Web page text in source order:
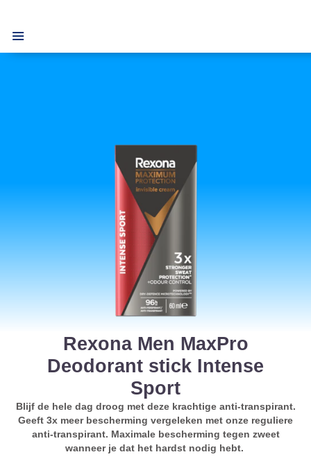
Rexona Men MaxPro
Deodorant stick Intense
Sport
Blijf de hele dag droog met deze krachtige anti-transpirant.
Geeft 3x meer bescherming vergeleken met onze reguliere
anti-transpirant. Maximale bescherming tegen zweet
wanneer je dat het hardst nodig hebt.